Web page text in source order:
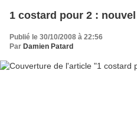
1 costard pour 2 :
Publié le 30/10/2008 à 22:56
Par Damien Patard